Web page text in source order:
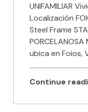
UNIFAMILIAR
Localización
Steel Frame
ubica en Foios,
Continue